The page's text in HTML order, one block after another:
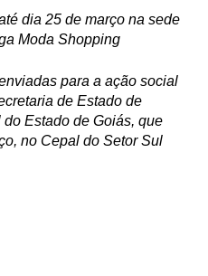
dia 25 de março na sede
Moda Shopping
para a ação social
de Estado de
Estado de Goiás, que
no Cepal do Setor Sul